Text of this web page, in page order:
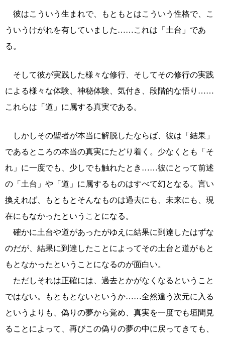
彼はこういう生まれで、もともとはこういう性格で、こ
ういうけがれを有していました……これは「土台」であ
る。
そして彼が実践した様々な修行、そしてその修行の実践
による様々な体験、神秘体験、気付き、段階的な悟り……
これらは「道」に属する真実である。
しかしその聖者が本当に解脱したならば、彼は「結果」
であるところの本当の真実にたどり着く。少なくとも「そ
れ」に一度でも、少しでも触れたとき……彼にとって前述
の「土台」や「道」に属するものはすべて幻となる。言い
換えれば、もともとそんなものは過去にも、未来にも、現
在にもなかったということになる。
確かに土台や道があったがゆえに結果に到達したはずな
のだが、結果に到達したことによってその土台と道がもと
もとなかったということになるのが面白い。
ただしそれは正確には、過去とかがなくなるということ
ではない。もともとないというか……全然違う次元に入る
というよりも、偽りの夢から覚め、真実を一度でも垣間見
ることによって、再びこの偽りの夢の中に戻ってきても、